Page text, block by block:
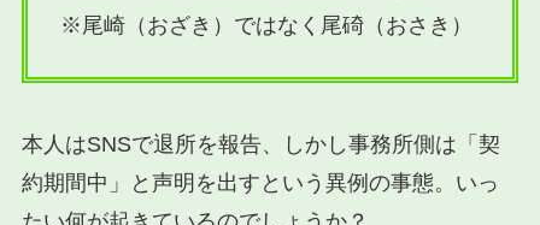
※尾崎（おざき）ではなく尾碕（おさき）
本人はSNSで退所を報告、しかし事務所側は「契
約期間中」と声明を出すという異例の事態。いっ